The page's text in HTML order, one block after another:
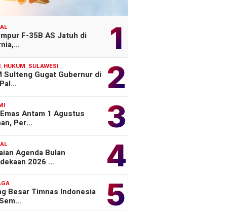
1
F-35B AS Jatuh di
2
HUKUM SULAWESI
Sulteng Gugat Gubernur di
3
Antam 1 Agustus
Per…
4
Agenda Bulan
2026 …
5
Besar Timnas Indonesia